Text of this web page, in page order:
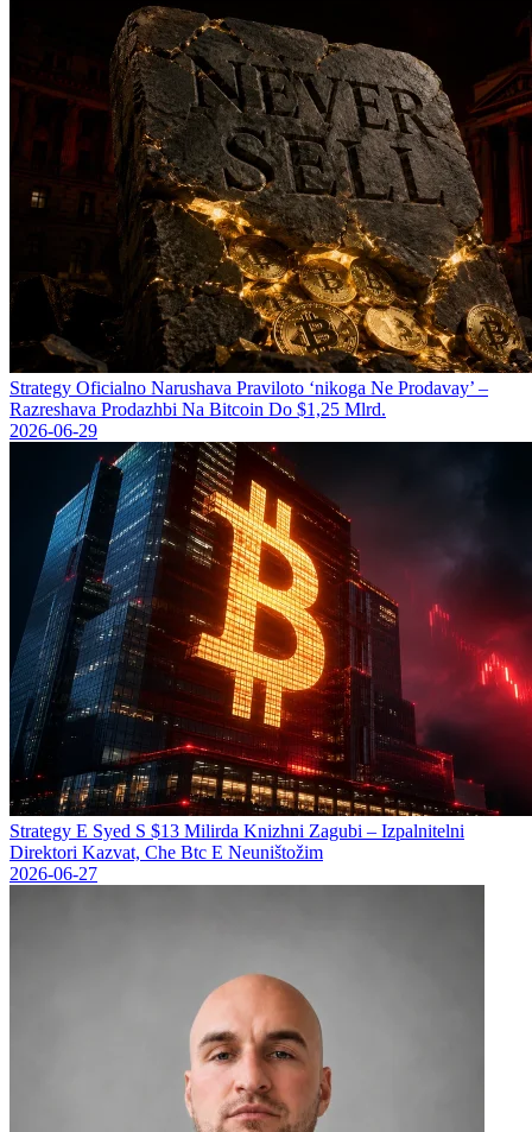
Strategy Oficіalno Narushava Praviloto ‘nikoga Ne Prodavay’ –
Razreshava Prodazhbi Na Bitcoin Do $1,25 Mlrd.
2026-06-29
Strategy Е Syed S $13 Milirda Knizhni Zagubi – Izpalnitelni
Direktori Kazvat, Che Btc E Neuništožim
2026-06-27